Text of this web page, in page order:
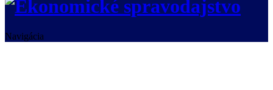
Navigácia